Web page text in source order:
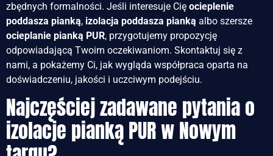
zbędnych formalności. Jeśli interesuje Cię ocieplenie
poddasza pianką, izolacja poddasza pianką albo szersze
ocieplanie pianką PUR, przygotujemy propozycję
odpowiadającą Twoim oczekiwaniom. Skontaktuj się z
nami, a pokażemy Ci, jak wygląda współpraca oparta na
doświadczeniu, jakości i uczciwym podejściu.
Najczęściej zadawane pytania o
izolacje pianką PUR w Nowym